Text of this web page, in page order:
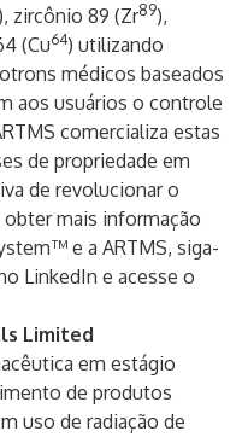
), zircônio 89 (Zr89),
(Cu64) utilizando
médicos baseados
aos usuários o controle
comercializa estas
de propriedade em
de revolucionar o
obter mais informação
e a ARTMS, siga-
LinkedIn e acesse o
Limited
em estágio
de produtos
uso de radiação de